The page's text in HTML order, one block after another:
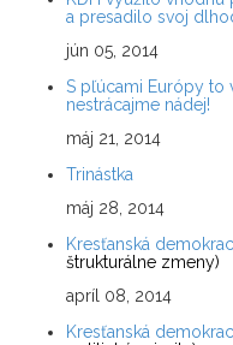
a presadilo svoj
jún 05, 2014
S pľúcami Európy to
nestrácajme nádej!
máj 21, 2014
Trinástka
máj 28, 2014
Kresťanská
štrukturálne zmeny)
apríl 08, 2014
Kresťanská